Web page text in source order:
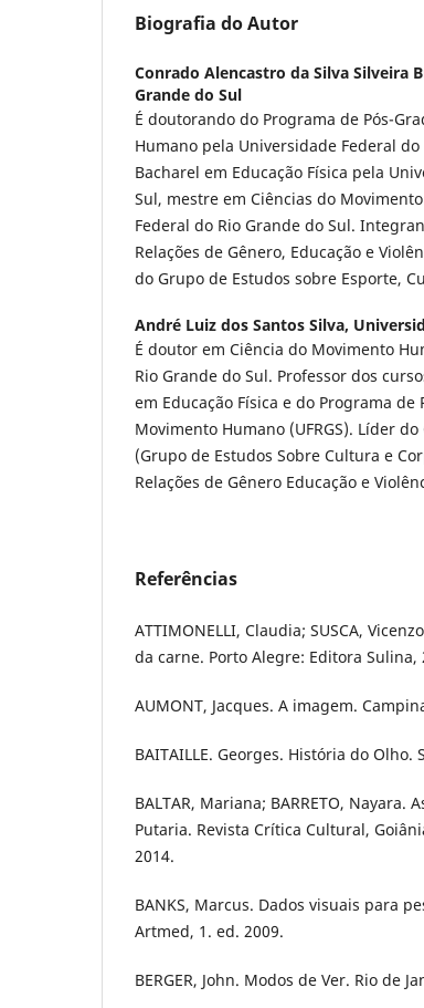
Biografia do Autor
Conrado Alencastro da Silva Silveira
Grande do Sul
É doutorando do Programa de Pós-
Humano pela Universidade Federal
Bacharel em Educação Física pela
Sul, mestre em Ciências do
Federal do Rio Grande do Sul.
Relações de Gênero, Educação e
do Grupo de Estudos sobre Esporte,
André Luiz dos Santos Silva,
É doutor em Ciência do Movimento
Rio Grande do Sul. Professor dos
em Educação Física e do Programa de
Movimento Humano (UFRGS). Líder do
(Grupo de Estudos Sobre Cultura e
Relações de Gênero Educação e
Referências
ATTIMONELLI, Claudia; SUSCA,
da carne. Porto Alegre: Editora Sulina,
AUMONT, Jacques. A imagem.
BAITAILLE. Georges. História do Olho.
BALTAR, Mariana; BARRETO,
Putaria. Revista Crítica Cultural,
2014.
BANKS, Marcus. Dados visuais para
Artmed, 1. ed. 2009.
BERGER, John. Modos de Ver. Rio de